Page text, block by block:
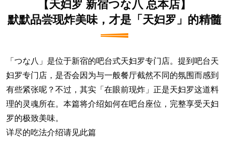
【天妇罗 新宿つな八 总本店】
默默品尝现炸美味，才是「天妇罗」的精髓
「つな八」是位于新宿的吧台式天妇罗专门店。提到吧台天
妇罗专门店，是否会因为与一般餐厅截然不同的氛围而感到
有些紧张呢？不过，其实「在眼前现炸」正是天妇罗这道料
理的灵魂所在。本篇将介绍如何在吧台座位，完整享受天妇
罗的极致美味。
详尽的吃法介绍请见此篇